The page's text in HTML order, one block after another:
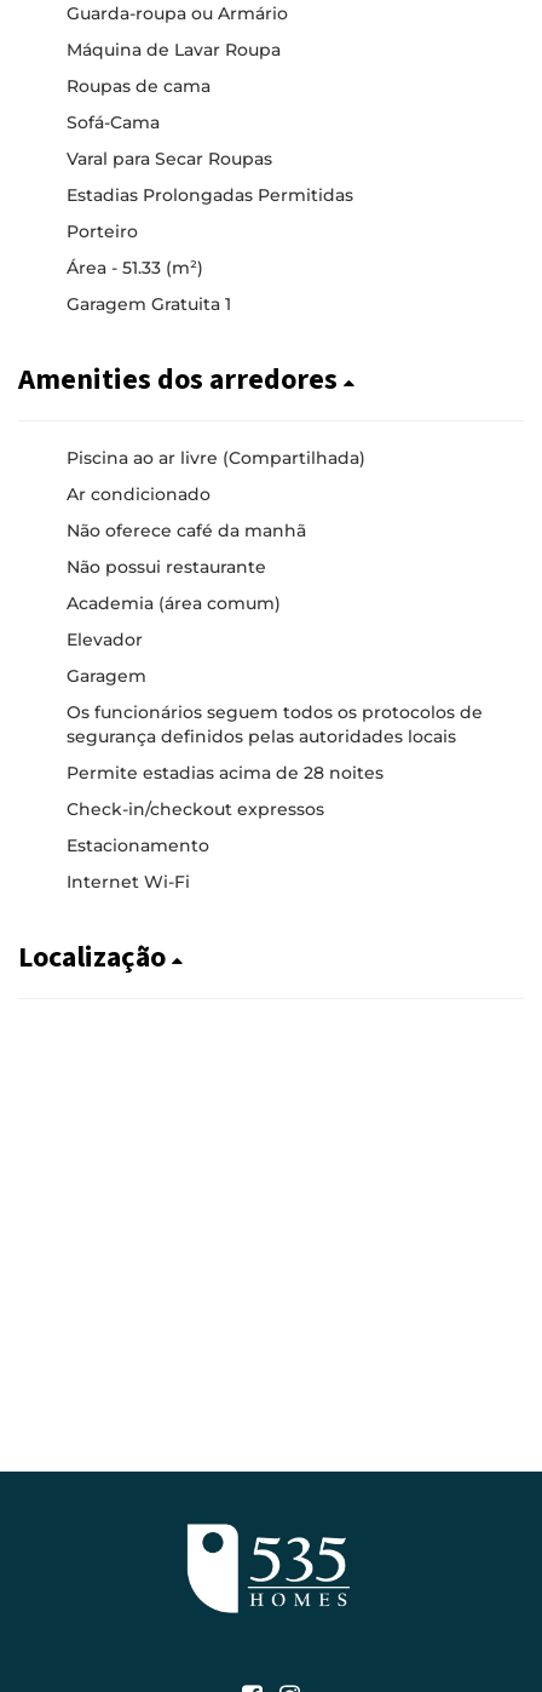
Guarda-roupa ou Armário
Máquina de Lavar Roupa
Roupas de cama
Sofá-Cama
Varal para Secar Roupas
Estadias Prolongadas Permitidas
Porteiro
Área - 51.33 (m²)
Garagem Gratuita 1
Amenities dos arredores
Piscina ao ar livre (Compartilhada)
Ar condicionado
Não oferece café da manhã
Não possui restaurante
Academia (área comum)
Elevador
Garagem
Os funcionários seguem todos os protocolos de
segurança definidos pelas autoridades locais
Permite estadias acima de 28 noites
Check-in/checkout expressos
Estacionamento
Internet Wi-Fi
Localização